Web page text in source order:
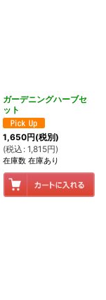
ガーデニングハーブセ
ット
1,650円(税別)
(税込 : 1,815円)
在庫数 在庫あり